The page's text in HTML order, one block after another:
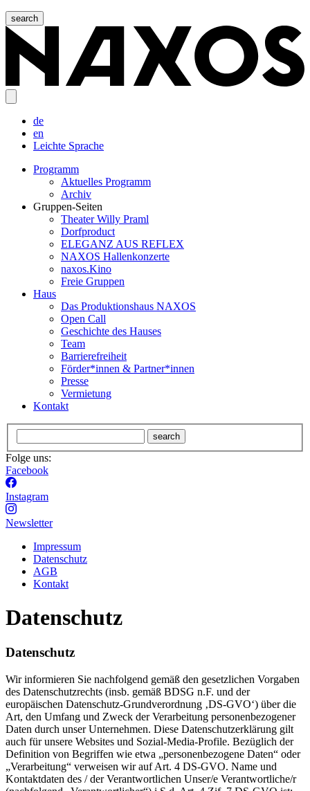
search
de
en
Leichte Sprache
Programm
Aktuelles Programm
Archiv
Gruppen-Seiten
Theater Willy Praml
Dorfproduct
ELEGANZ AUS REFLEX
NAXOS Hallenkonzerte
naxos.Kino
Freie Gruppen
Haus
Das Produktionshaus NAXOS
Open Call
Geschichte des Hauses
Team
Barrierefreiheit
Förder*innen & Partner*innen
Presse
Vermietung
Kontakt
search
Folge uns:
Facebook
Instagram
Newsletter
Impressum
Datenschutz
AGB
Kontakt
Datenschutz
Datenschutz
Wir informieren Sie nachfolgend gemäß den gesetzlichen Vorgaben
des Datenschutzrechts (insb. gemäß BDSG n.F. und der
europäischen Datenschutz-Grundverordnung ‚DS-GVO‘) über die
Art, den Umfang und Zweck der Verarbeitung personenbezogener
Daten durch unser Unternehmen. Diese Datenschutzerklärung gilt
auch für unsere Websites und Sozial-Media-Profile. Bezüglich der
Definition von Begriffen wie etwa „personenbezogene Daten“ oder
„Verarbeitung“ verweisen wir auf Art. 4 DS-GVO. Name und
Kontaktdaten des / der Verantwortlichen Unser/e Verantwortliche/r